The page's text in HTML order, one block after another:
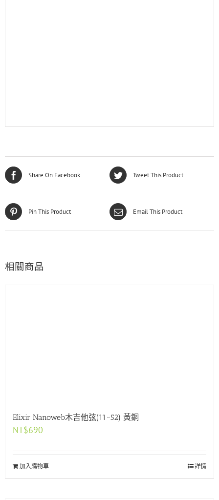
Share On Facebook Tweet This Product
Pin This Product Email This Product
相關商品
Elixir Nanoweb木吉他弦(11~52) 黃銅
NT$690
加入購物車 詳情